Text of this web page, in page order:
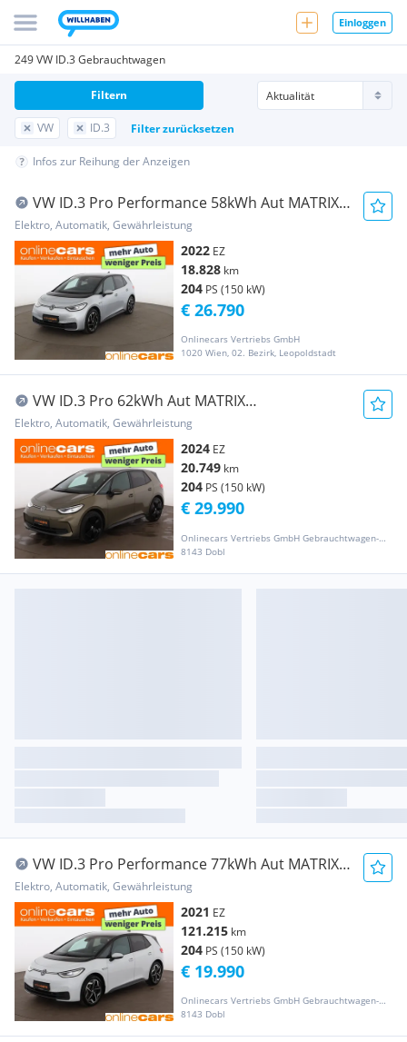
Einloggen
249 VW ID.3 Gebrauchtwagen
VW ID.3 Filter zurücksetzen
Filtern
Infos zur Reihung der Anzeigen
VW ID.3 Pro Performance 58kWh Aut MATRIX
RADAR NAVI
Elektro, Automatik, Gewährleistung
2022 EZ
18.828 km
204 PS (150 kW)
Onlinecars Vertriebs GmbH
1020 Wien, 02. Bezirk, Leopoldstadt
€ 26.790
VW ID.3 Pro 62kWh Aut MATRIX
WAERMEPUMPE 360-CAM
Elektro, Automatik, Gewährleistung
2024 EZ
20.749 km
204 PS (150 kW)
Onlinecars Vertriebs GmbH Gebrauchtwagen-Outlet  Werkstätte  Spenglerei  Lackiererei
8143 Dobl
€ 29.990
VW ID.3 Pro Performance 77kWh Aut MATRIX
RADAR NAVI
Elektro, Automatik, Gewährleistung
2021 EZ
121.215 km
204 PS (150 kW)
Onlinecars Vertriebs GmbH Gebrauchtwagen-Outlet  Werkstätte  Spenglerei  Lackiererei
8143 Dobl
€ 19.990